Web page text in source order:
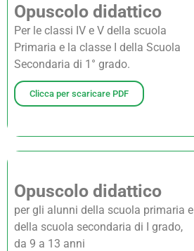
Opuscolo didattico
Per le classi IV e V della scuola
Primaria e la classe I della Scuola
Secondaria di 1° grado.
Clicca per scaricare PDF
Opuscolo didattico
per gli alunni della scuola primaria e
della scuola secondaria di I grado,
da 9 a 13 anni